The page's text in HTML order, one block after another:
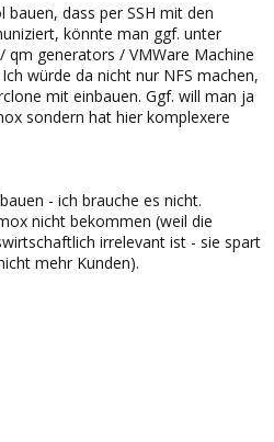
dass per SSH mit den
könnte man ggf. unter
qm generators / VMWare Machine
würde da nicht nur NFS machen,
mit einbauen. Ggf. will man ja
sondern hat hier komplexere
- ich brauche es nicht.
nicht bekommen (weil die
irrelevant ist - sie spart
mehr Kunden).